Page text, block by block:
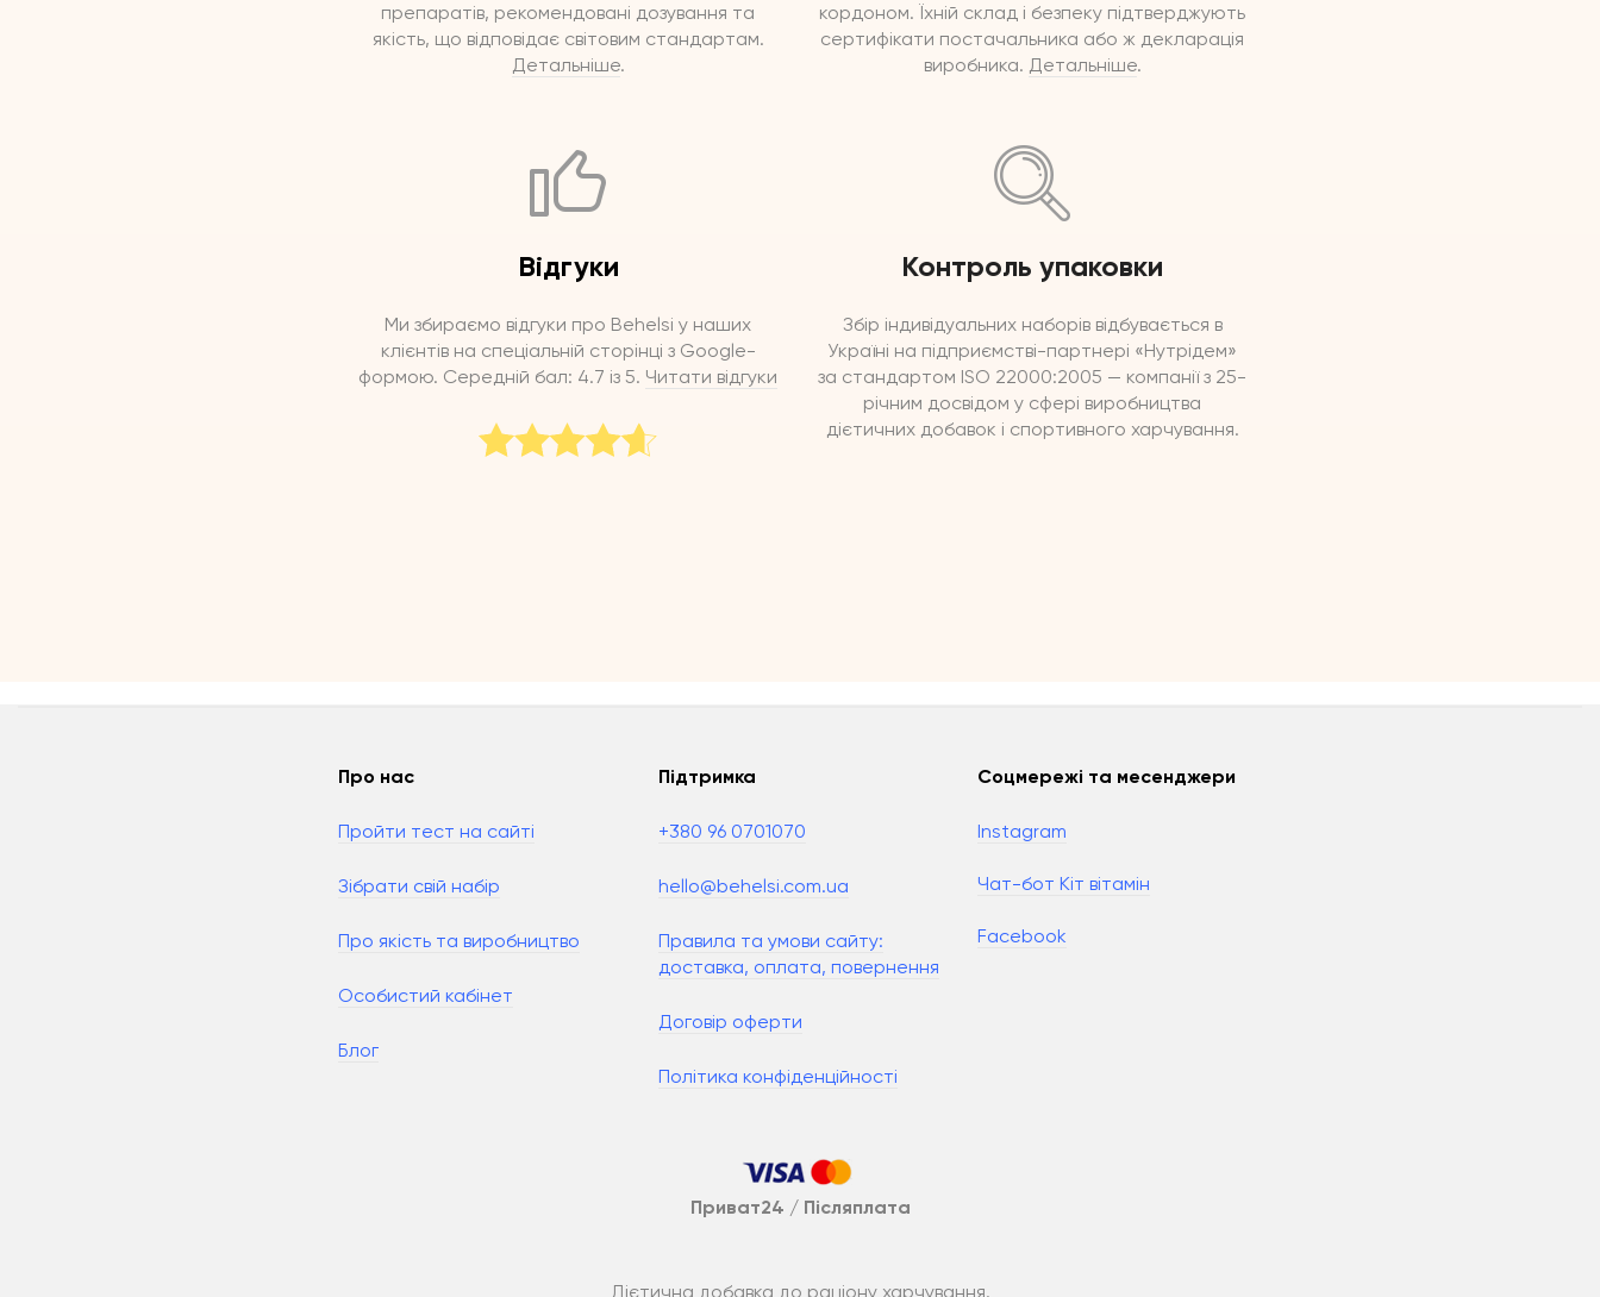
препаратів, рекомендовані дозування та
якість, що відповідає світовим стандартам.
Детальніше.
кордоном. Їхній склад і безпеку підтверджують
сертифікати постачальника або ж декларація
виробника. Детальніше.
Відгуки
Ми збираємо відгуки про Behelsi у наших
клієнтів на спеціальній сторінці з Google-
формою. Середній бал: 4.7 із 5. Читати відгуки
Контроль упаковки
Збір індивідуальних наборів відбувається в
Україні на підприємстві-партнері «Нутрідем»
за стандартом ISO 22000:2005 — компанії з 25-
річним досвідом у сфері виробництва
дієтичних добавок і спортивного харчування.
Про нас
Пройти тест на сайті
Зібрати свій набір
Про якість та виробництво
Особистий кабінет
Блог
Підтримка
+380 96 0701070
hello@behelsi.com.ua
Правила та умови сайту:
доставка, оплата, повернення
Договір оферти
Політика конфіденційності
Соцмережі та месенджери
Instagram
Чат-бот Кіт вітамін
Facebook
Приват24 / Післяплата
Дієтична добавка до раціону харчування.